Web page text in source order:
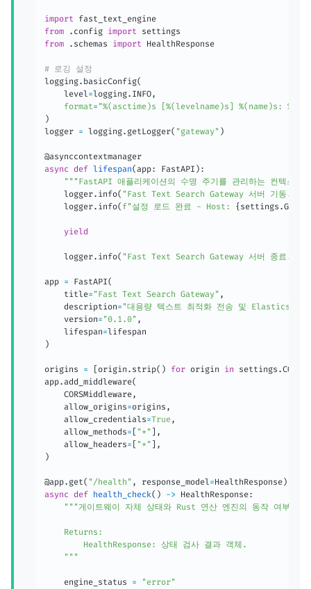
import
from
. config import
from
. schemas import HealthResponse
# 로깅 설정
logging. basicConfig(
    level
=logging. INFO,
format= "%(asctime)s [%(levelname)s] %(name)s:
)
logger = logging. getLogger( "gateway" )
async def lifespan(app: FastAPI ) :
"""FastAPI 애플리케이션의 수명 주기를 관리하는 컨텍스
    logger
. info( "Fast Text Search Gateway 서버 기동..."
    logger
. info( f"설정 로드 완료 - Host: { settings .
yield
    logger
. info( "Fast Text Search Gateway 서버 종료..."
app = FastAPI(
    title
= "Fast Text Search Gateway" ,
    description
= "대용량 텍스트 최적화 전송 및
    version
= "0.1.0" ,
    lifespan
=
)
origins = origin . strip( ) for origin in settings .
app.add_middleware(
    CORSMiddleware
,
    allow_origins
=origins ,
    allow_credentials
=True,
    allow_methods
= "*"
,
    allow_headers
= "*"
,
)
@app. get( "/health" , response_model=HealthResponse )
async def health_check( ) -> HealthResponse:
"""게이트웨이 자체 상태와 Rust 연산 엔진의 동작 여부를
    Returns:
        HealthResponse: 상태 검사 결과 객체.
    """
    engine_status
=
"error"